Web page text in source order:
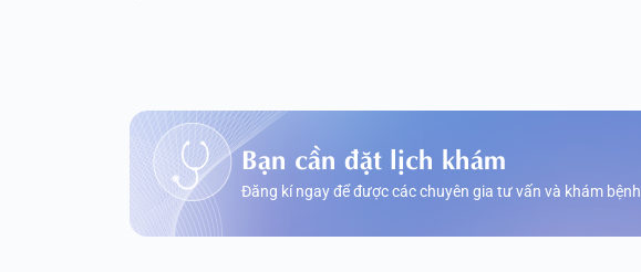
Bạn cần đặt lịch khám
Đăng kí ngay để được các chuyên gia tư vấn và khám bệnh